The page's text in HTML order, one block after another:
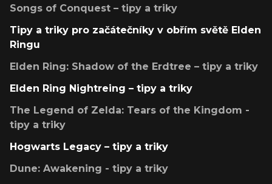
Songs of Conquest – tipy a triky
Tipy a triky pro začátečníky v obřím světě Elden
Ringu
Elden Ring: Shadow of the Erdtree – tipy a triky
Elden Ring Nightreing – tipy a triky
The Legend of Zelda: Tears of the Kingdom -
tipy a triky
Hogwarts Legacy – tipy a triky
Dune: Awakening - tipy a triky